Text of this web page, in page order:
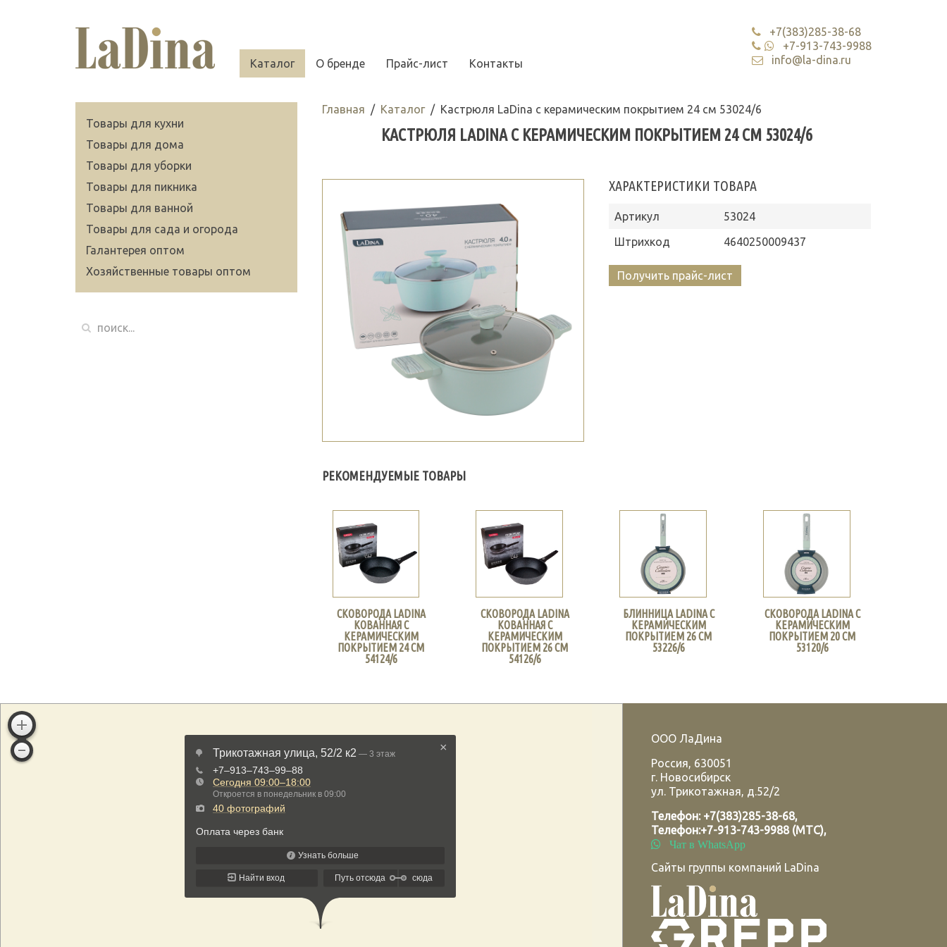
Каталог О бренде Прайс-лист Контакты
+7(383)285-38-68
+7-913-743-9988
info@la-dina.ru
Главная Каталог Кастрюля LaDina с керамическим покрытием 24 см 53024/6
КАСТРЮЛЯ LADINA С КЕРАМИЧЕСКИМ ПОКРЫТИЕМ 24 СМ 53024/6
ХАРАКТЕРИСТИКИ ТОВАРА
Артикул
53024
Штрихкод
4640250009437
Получить прайс-лист
РЕКОМЕНДУЕМЫЕ ТОВАРЫ
СКОВОРОДА LADINA
КОВАННАЯ С
КЕРАМИЧЕСКИМ
ПОКРЫТИЕМ 24 СМ
54124/6
СКОВОРОДА LADINA
КОВАННАЯ С
КЕРАМИЧЕСКИМ
ПОКРЫТИЕМ 26 СМ
54126/6
БЛИННИЦА LADINA С
КЕРАМИЧЕСКИМ
ПОКРЫТИЕМ 26 СМ
53226/6
СКОВОРОДА LADINA С
КЕРАМИЧЕСКИМ
ПОКРЫТИЕМ 20 СМ
53120/6
Товары для кухни
Товары для дома
Товары для уборки
Товары для пикника
Товары для ванной
Товары для сада и огорода
Галантерея оптом
Хозяйственные товары оптом
ООО ЛаДина
Россия, 630051
г. Новосибирск
ул. Трикотажная, д.52/2
Телефон: +7(383)285-38-68,
Телефон:+7-913-743-9988 (МТС),
Чат в WhatsApp
Сайты группы компаний LaDina